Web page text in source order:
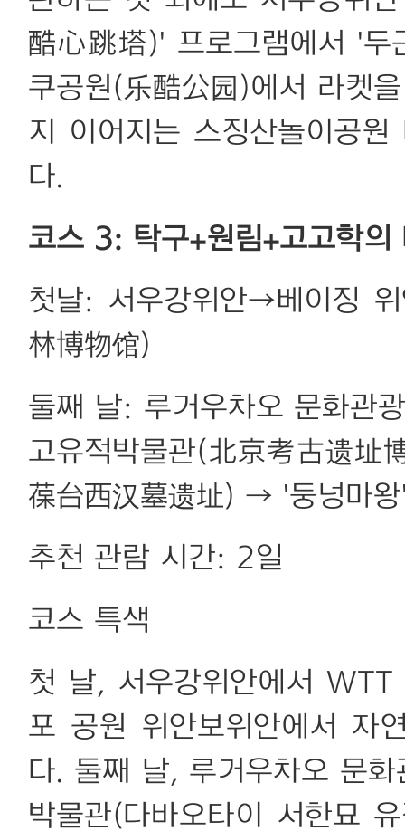
酷心跳塔)' 프로그램에서 '
쿠공원(乐酷公园)에서 라켓
지 이어지는 스징산놀이공
다.
코스 3: 탁구+원림+고고학의
첫날: 서우강위안→베이징
林博物馆)
둘째 날: 루거우차오 문화관
고유적박물관(北京考古遗址
葆台西汉墓遗址) → '둥넝마
추천 관람 시간: 2일
코스 특색
첫 날, 서우강위안에서
포 공원 위안보위안에서 자
다. 둘째 날, 루거우차오 문
박물관(다바오타이 서한묘